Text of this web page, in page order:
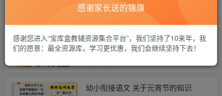
幼小衔接英语亲子口语精选25个场景
付费阅读 ￥6.9 付费专题
幼小衔接语文 关于元宵节的知识
感谢家长送的锦旗
感谢您进入“宝库盒教辅资源集合平台”，我们坚持了10来年，我
们的愿景：最全资源库，学习更优惠，我们会继续坚持下去！